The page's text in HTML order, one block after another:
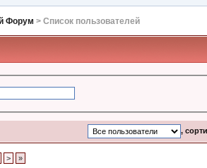
Форум > Список пользователей
,
> »